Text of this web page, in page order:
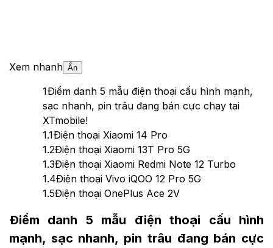
Xem nhanh Ẩn
1Điểm danh 5 mẫu điện thoại cấu hình mạnh,
sạc nhanh, pin trâu đang bán cực chạy tại
XTmobile!
1.1Điện thoại Xiaomi 14 Pro
1.2Điện thoại Xiaomi 13T Pro 5G
1.3Điện thoại Xiaomi Redmi Note 12 Turbo
1.4Điện thoại Vivo iQOO 12 Pro 5G
1.5Điện thoại OnePlus Ace 2V
Điểm danh 5 mẫu điện thoại cấu hình
mạnh, sạc nhanh, pin trâu đang bán cực